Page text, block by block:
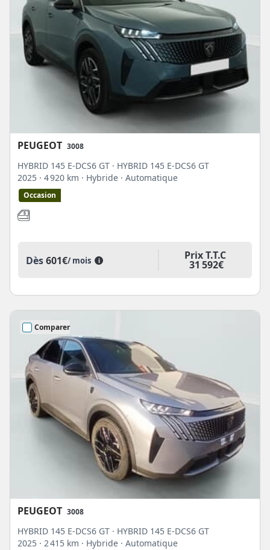
PEUGEOT 3008
HYBRID 145 E-DCS6 GT · HYBRID 145 E-DCS6 GT
2025 · 4 920 km · Hybride · Automatique
Occasion
Dès601€/ mois i Prix T.T.C
31 592€
Comparer
PEUGEOT 3008
HYBRID 145 E-DCS6 GT · HYBRID 145 E-DCS6 GT
2025 · 2 415 km · Hybride · Automatique